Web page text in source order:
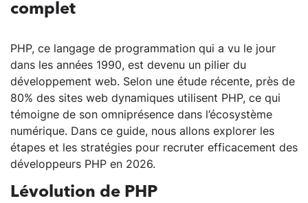
complet
PHP, ce langage de programmation qui a vu le jour
dans les années 1990, est devenu un pilier du
développement web. Selon une étude récente, près de
80% des sites web dynamiques utilisent PHP, ce qui
témoigne de son omniprésence dans l’écosystème
numérique. Dans ce guide, nous allons explorer les
étapes et les stratégies pour recruter efficacement des
développeurs PHP en 2026.
Lévolution de PHP